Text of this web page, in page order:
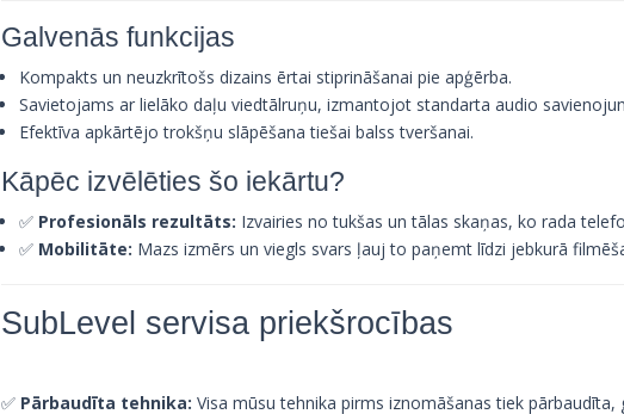
Galvenās funkcijas
Kompakts un neuzkrītošs dizains ērtai stiprināšanai pie apģērba.
Savietojams ar lielāko daļu viedtālruņu, izmantojot standarta audio
Efektīva apkārtējo trokšņu slāpēšana tiešai balss tveršanai.
Kāpēc izvēlēties šo iekārtu?
✅ Profesionāls rezultāts: Izvairies no tukšas un tālas skaņas, ko rada
✅ Mobilitāte: Mazs izmērs un viegls svars ļauj to paņemt līdzi jebkurā
SubLevel servisa priekšrocības
✅ Pārbaudīta tehnika: Visa mūsu tehnika pirms iznomāšanas tiek